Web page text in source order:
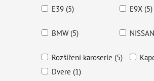
E39 (5)
E9X (5)
BMW (5)
Rozšíření karoserie (5)
Dvere (1)